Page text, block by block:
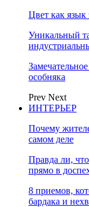
Цвет как
Уникальный
особняка
Prev Next
ИНТЕРЬЕР
Почему
самом деле
Правда ли,
прямо в
8 приемов,
бардака и